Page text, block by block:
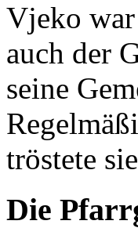
Vjeko
auch der
seine
tröstete
Die